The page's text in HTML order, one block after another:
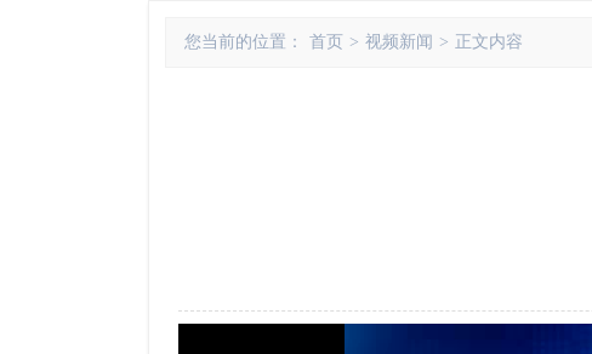
您当前的位置： 首页 > 视频新闻 > 正文内容